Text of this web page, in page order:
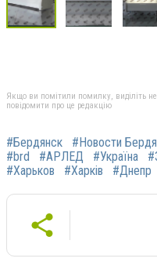
Якщо ви помітили помилку, виділіть
повідомити про це редакцію
#Бердянск #Новости
#brd
#АРЛЕД #Україна
#Харьков
#Харків #Днепр